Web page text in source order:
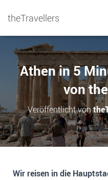
theTravellers
Athen in 5
von
Veröffentlicht von
Wir reisen in die